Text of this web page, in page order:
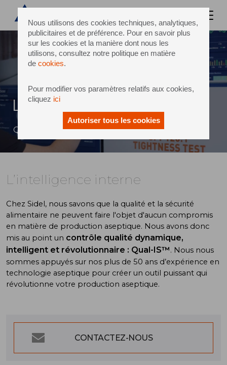
Nous utilisons des cookies techniques, analytiques,
publicitaires et de préférence. Pour en savoir plus
sur les cookies et la manière dont nous les
utilisons, consultez notre politique en matière
de cookies.
Pour modifier vos paramètres relatifs aux cookies,
cliquez ici
Autoriser tous les cookies
L’intelligence interne
Qual-IS™ révolutionne la production aseptique
L’intelligence interne
Chez Sidel, nous savons que la qualité et la sécurité
alimentaire ne peuvent faire l'objet d'aucun compromis
en matière de production aseptique. Nous avons donc
mis au point un contrôle qualité dynamique,
intelligent et révolutionnaire : Qual-IS™. Nous nous
sommes appuyés sur nos plus de 50 ans d’expérience en
technologie aseptique pour créer un outil puissant qui
révolutionne votre production aseptique.
CONTACTEZ-NOUS